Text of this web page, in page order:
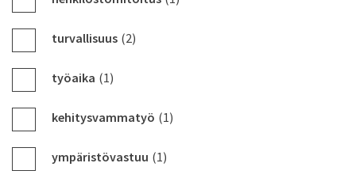
turvallisuus (2)
työaika (1)
kehitysvammatyö (1)
ympäristövastuu (1)